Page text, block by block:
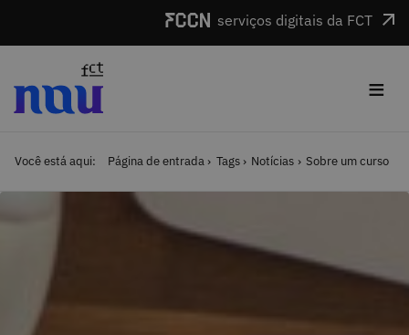
serviços digitais da FCT
≡
Você está aqui: Página de entrada Tags Notícias Sobre um curso